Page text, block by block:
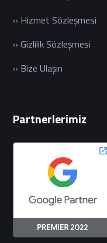
» Hizmet Sözleşmesi
» Gizlilik Sözleşmesi
» Bize Ulaşın
Partnerlerimiz